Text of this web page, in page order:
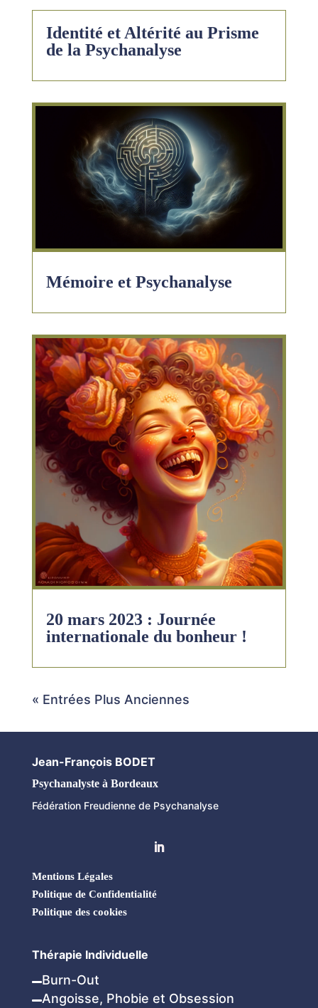
Identité et Altérité au Prisme
de la Psychanalyse
Mémoire et Psychanalyse
20 mars 2023 : Journée
internationale du bonheur !
« Entrées Plus Anciennes
Jean-François BODET
Psychanalyste à Bordeaux
Fédération Freudienne de Psychanalyse
Mentions Légales
Politique de Confidentialité
Politique des cookies
Thérapie Individuelle
Burn-Out
Angoisse, Phobie et Obsession